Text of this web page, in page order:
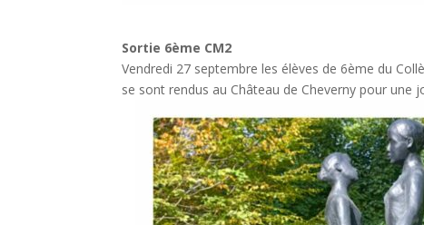
Sortie 6ème CM2
Vendredi 27 septembre les élèves de 6ème du
se sont rendus au Château de Cheverny pour une